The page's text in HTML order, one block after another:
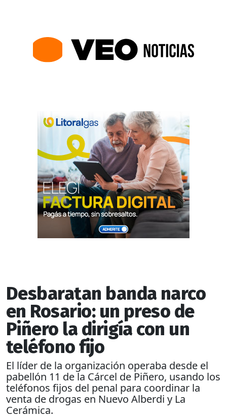
Desbaratan banda narco
en Rosario: un preso de
Piñero la dirigía con un
teléfono fijo
El líder de la organización operaba desde el
pabellón 11 de la Cárcel de Piñero, usando los
teléfonos fijos del penal para coordinar la
venta de drogas en Nuevo Alberdi y La
Cerámica.